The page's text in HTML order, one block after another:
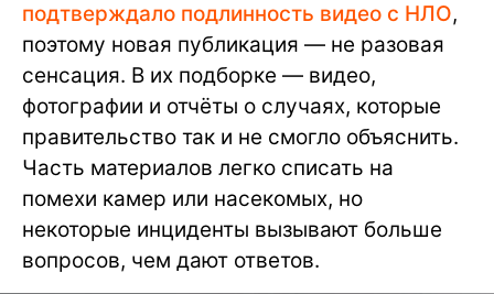
подтверждало подлинность видео с НЛО,
поэтому новая публикация — не разовая
сенсация. В их подборке — видео,
фотографии и отчёты о случаях, которые
правительство так и не смогло объяснить.
Часть материалов легко списать на
помехи камер или насекомых, но
некоторые инциденты вызывают больше
вопросов, чем дают ответов.